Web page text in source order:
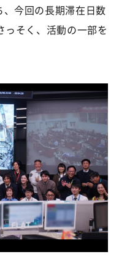
今回の長期滞在日数
そく、活動の一部を